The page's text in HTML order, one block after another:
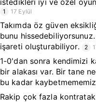
istedikleri iyi ve özel
1 17 Eylül
Takımda öz güven
bunu
işareti oluşturabiliyor.
2
1-0'dan sonra kendimizi
bir alakası var. Bir tane
bu kadar
Rakip çok fazla kontratak